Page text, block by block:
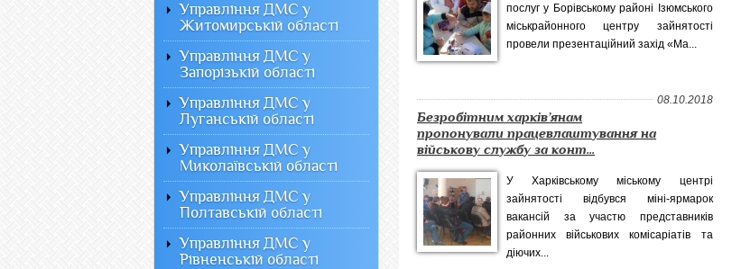
послуг у Борівському районі Ізюмського
міськрайонного центру зайнятості
провели презентаційний захід «Ма...
08.10.2018
Безробітним харків’янам
пропонували працевлаштування на
військову службу за конт...
У Харківському міському центрі
зайнятості відбувся міні-ярмарок
вакансій за участю представників
районних військових комісаріатів та
діючих...
Управління ДМС у
Житомирській області
Управління ДМС у
Запорізькій області
Управління ДМС у
Луганській області
Управління ДМС у
Миколаївській області
Управління ДМС у
Полтавській області
Управління ДМС у
Рівненській області